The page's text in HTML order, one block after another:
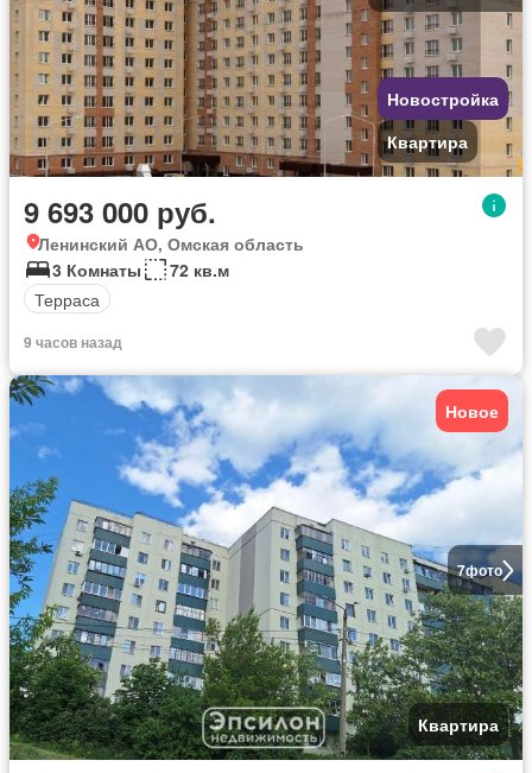
Новостройка
Квартира
9 693 000 руб.
Ленинский АО, Омская область
3 Комнаты
72 кв.м
Терраса
9 часов назад
7фото
Новое
Квартира